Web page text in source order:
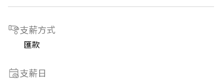
支薪方式
匯款
支薪日